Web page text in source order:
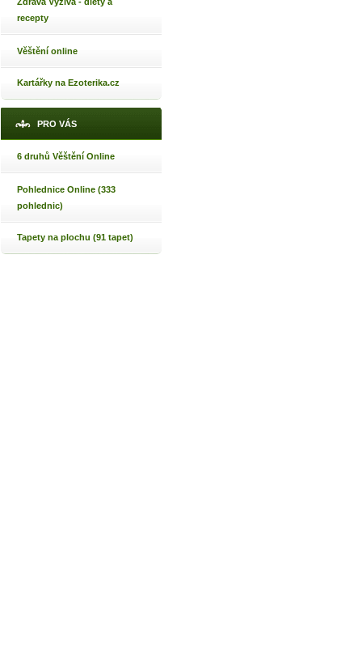
recepty
Věštění online
Kartářky na Ezoterika.cz
PRO VÁS
6 druhů Věštění Online
Pohlednice Online (333
pohlednic)
Tapety na plochu (91 tapet)